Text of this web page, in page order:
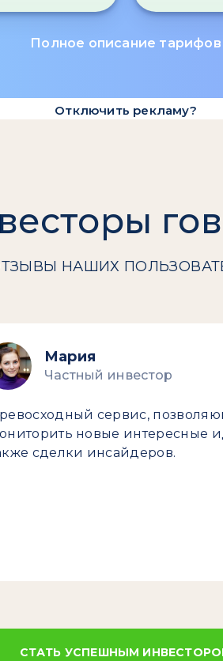
Полное описание тарифов
Отключить рекламу?
НАШИХ
Мария
Частный инвестор
сервис,
новые интересные
сделки инсайдеров.
СТАТЬ УСПЕШНЫМ